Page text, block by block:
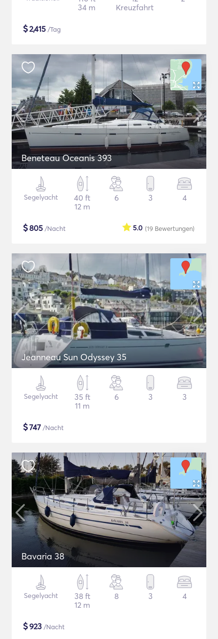
34 m
Kreuzfahrt
$2,415 /Tag
Beneteau Oceanis 393
Segelyacht
40 ft
12 m
6 3 4
$805 /Nacht (19 Bewertungen)
5.0
Jeanneau Sun Odyssey 35
Segelyacht
35 ft
11 m
6 3 3
$747 /Nacht
Bavaria 38
Segelyacht
38 ft
12 m
8 3 4
$923 /Nacht